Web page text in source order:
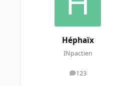
Héphaïx
INpactien
123
messages